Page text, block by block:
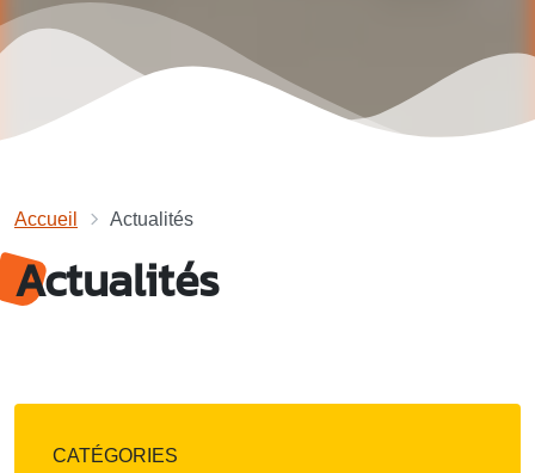
Accueil Actualités
Actualités
CATÉGORIES